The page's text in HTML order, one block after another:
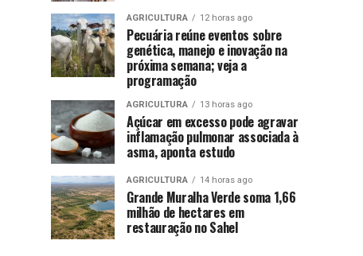
AGRICULTURA 12 horas ago
Pecuária reúne eventos sobre
genética, manejo e inovação na
próxima semana; veja a
programação
AGRICULTURA 13 horas ago
Açúcar em excesso pode agravar
inflamação pulmonar associada à
asma, aponta estudo
AGRICULTURA 14 horas ago
Grande Muralha Verde soma 1,66
milhão de hectares em
restauração no Sahel